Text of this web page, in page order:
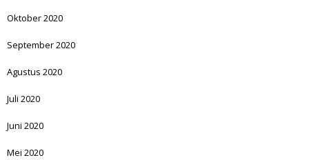
Oktober 2020
September 2020
Agustus 2020
Juli 2020
Juni 2020
Mei 2020